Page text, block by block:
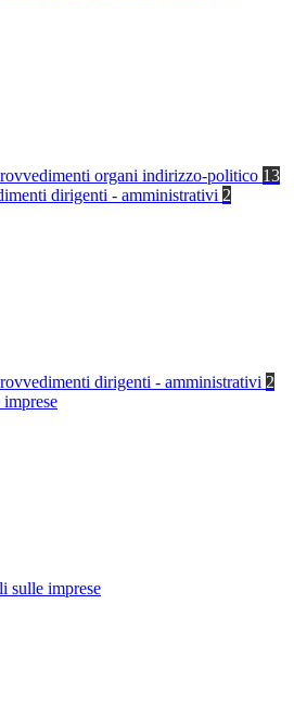
organi indirizzo-politico 13
dirigenti - amministrativi 2
dirigenti - amministrativi 2
sulle imprese